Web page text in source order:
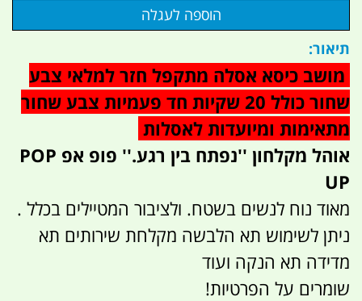
תיאור:
מושב כיסא אסלה מתקפל חזר למלאי צבע
שחור כולל 20 שקיות חד פעמיות צבע שחור
מתאימות ומיועדות לאסלות
אוהל מקלחון ''נפתח בין רגע.'' פופ אפ POP
UP
מאוד נוח לנשים בשטח. ולציבור המטיילים בכלל .
ניתן לשימוש תא הלבשה מקלחת שירותים תא
מדידה תא הנקה ועוד
שומרים על הפרטיות!